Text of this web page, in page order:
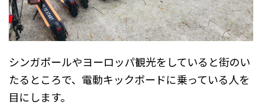
シンガポールやヨーロッパ観光をしていると街のい
たるところで、電動キックボードに乗っている人を
目にします。